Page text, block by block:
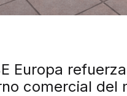
Europa
comercial del